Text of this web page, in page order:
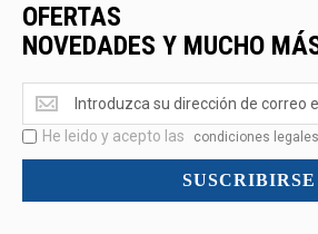
OFERTAS
NOVEDADES Y MUCHO
Ofertas
<br>Novedades
y
mucho
He leido y acepto las condiciones
SUSCRIBIRSE